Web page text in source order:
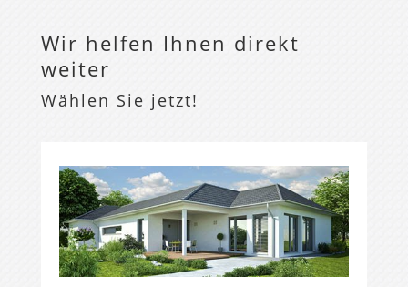
Wir helfen Ihnen direkt
weiter
Wählen Sie jetzt!